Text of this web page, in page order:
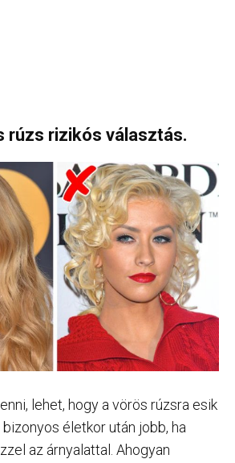
rúzs rizikós választás.
lehet, hogy a vörös rúzsra esik
életkor után jobb, ha
az árnyalattal. Ahogyan